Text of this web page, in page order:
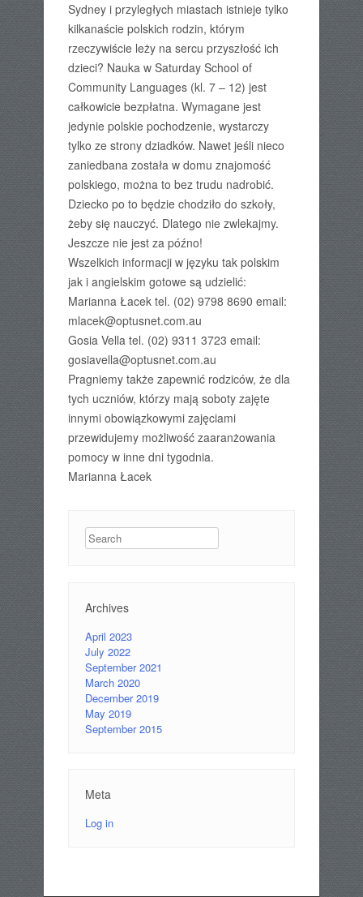
Sydney i przyległych miastach istnieje tylko
kilkanaście polskich rodzin, którym
rzeczywiście leży na sercu przyszłość ich
dzieci? Nauka w Saturday School of
Community Languages (kl. 7 – 12) jest
całkowicie bezpłatna. Wymagane jest
jedynie polskie pochodzenie, wystarczy
tylko ze strony dziadków. Nawet jeśli nieco
zaniedbana została w domu znajomość
polskiego, można to bez trudu nadrobić.
Dziecko po to będzie chodziło do szkoły,
żeby się nauczyć. Dlatego nie zwlekajmy.
Jeszcze nie jest za późno!
Wszelkich informacji w języku tak polskim
jak i angielskim gotowe są udzielić:
Marianna Łacek tel. (02) 9798 8690 email:
mlacek@optusnet.com.au
Gosia Vella tel. (02) 9311 3723 email:
gosiavella@optusnet.com.au
Pragniemy także zapewnić rodziców, że dla
tych uczniów, którzy mają soboty zajęte
innymi obowiązkowymi zajęciami
przewidujemy możliwość zaaranżowania
pomocy w inne dni tygodnia.
Marianna Łacek
Search
Archives
April 2023
July 2022
September 2021
March 2020
December 2019
May 2019
September 2015
Meta
Log in